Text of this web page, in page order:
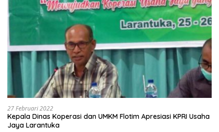
27 Februari 2022
Kepala Dinas Koperasi dan UMKM Flotim Apresiasi KPRI Usaha
Jaya Larantuka